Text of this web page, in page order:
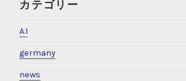
カテゴリー
A.I
germany
news